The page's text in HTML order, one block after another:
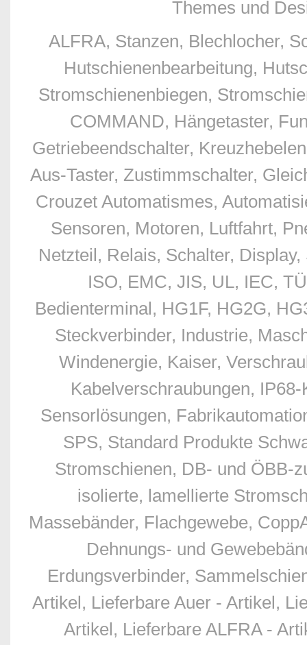
Themes und
ALFRA, Stanzen, Blechlocher,
Hutschienenbearbeitung,
Stromschienenbiegen,
COMMAND, Hängetaster,
Getriebeendschalter,
Aus-Taster, Zustimmschalter,
Crouzet Automatismes,
Sensoren, Motoren, Luftfahrt,
Netzteil, Relais, Schalter,
ISO, EMC, JIS, UL, IEC,
Bedienterminal, HG1F, HG2G,
Steckverbinder, Industrie,
Windenergie, Kaiser,
Kabelverschraubungen,
Sensorlösungen,
SPS, Standard Produkte
Stromschienen, DB- und ÖBB-
isolierte, lamellierte
Massebänder, Flachgewebe,
Dehnungs- und
Erdungsverbinder,
Artikel, Lieferbare Auer - Artikel,
Artikel, Lieferbare ALFRA -